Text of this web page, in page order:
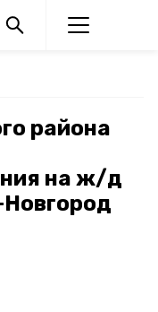
района
на ж/д